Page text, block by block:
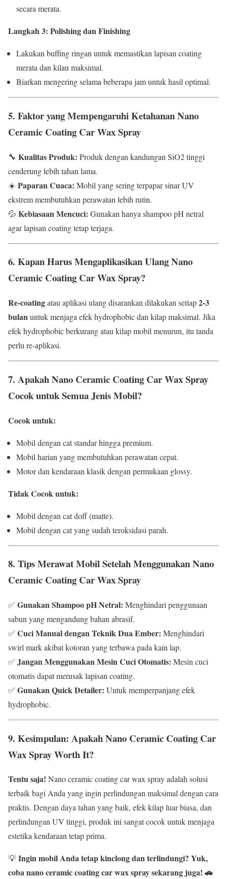
secara merata.
Langkah 3: Polishing dan Finishing
Lakukan buffing ringan untuk memastikan lapisan coating
merata dan kilau maksimal.
Biarkan mengering selama beberapa jam untuk hasil optimal.
5. Faktor yang Mempengaruhi Ketahanan Nano
Ceramic Coating Car Wax Spray
🔧 Kualitas Produk: Produk dengan kandungan SiO2 tinggi
cenderung lebih tahan lama.
☀️ Paparan Cuaca: Mobil yang sering terpapar sinar UV
ekstrem membutuhkan perawatan lebih rutin.
💦 Kebiasaan Mencuci: Gunakan hanya shampoo pH netral
agar lapisan coating tetap terjaga.
6. Kapan Harus Mengaplikasikan Ulang Nano
Ceramic Coating Car Wax Spray?
Re-coatingatau aplikasi ulang disarankan dilakukan setiap2-3
bulanuntuk menjaga efek hydrophobic dan kilap maksimal. Jika
efek hydrophobic berkurang atau kilap mobil menurun, itu tanda
perlu re-aplikasi.
7. Apakah Nano Ceramic Coating Car Wax Spray
Cocok untuk Semua Jenis Mobil?
Cocok untuk:
Mobil dengan cat standar hingga premium.
Mobil harian yang membutuhkan perawatan cepat.
Motor dan kendaraan klasik dengan permukaan glossy.
Tidak Cocok untuk:
Mobil dengan cat doff (matte).
Mobil dengan cat yang sudah teroksidasi parah.
8. Tips Merawat Mobil Setelah Menggunakan Nano
Ceramic Coating Car Wax Spray
✅ Gunakan Shampoo pH Netral: Menghindari penggunaan
sabun yang mengandung bahan abrasif.
✅ Cuci Manual dengan Teknik Dua Ember: Menghindari
swirl mark akibat kotoran yang terbawa pada kain lap.
✅ Jangan Menggunakan Mesin Cuci Otomatis: Mesin cuci
otomatis dapat merusak lapisan coating.
✅ Gunakan Quick Detailer: Untuk memperpanjang efek
hydrophobic.
9. Kesimpulan: Apakah Nano Ceramic Coating Car
Wax Spray Worth It?
Tentu saja! Nano ceramic coating car wax spray adalah solusi
terbaik bagi Anda yang ingin perlindungan maksimal dengan cara
praktis. Dengan daya tahan yang baik, efek kilap luar biasa, dan
perlindungan UV tinggi, produk ini sangat cocok untuk menjaga
estetika kendaraan tetap prima.
💡Ingin mobil Anda tetap kinclong dan terlindungi? Yuk,
coba nano ceramic coating car wax spray sekarang juga! 🚗